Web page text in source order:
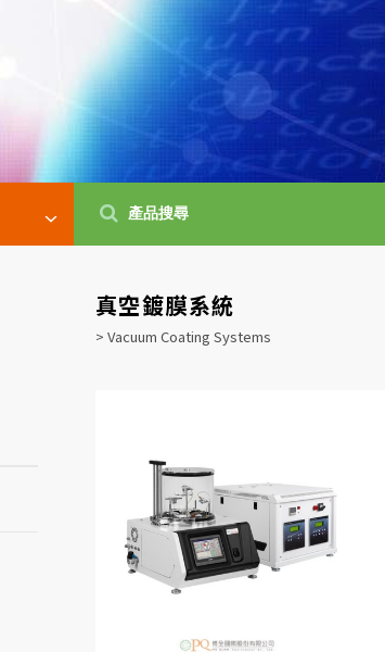
真空鍍膜系統
> Vacuum Coating Systems